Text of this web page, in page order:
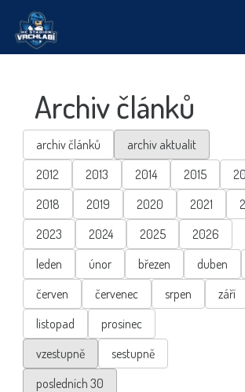
Archiv článků
archiv článků
archiv aktualit
2012
2013 2014 2015
2018
2019 2020 2021
2023
2024 2025
2026
leden
únor březen duben
červen
červenec srpen září
listopad
prosinec
vzestupně
sestupně
posledních 30